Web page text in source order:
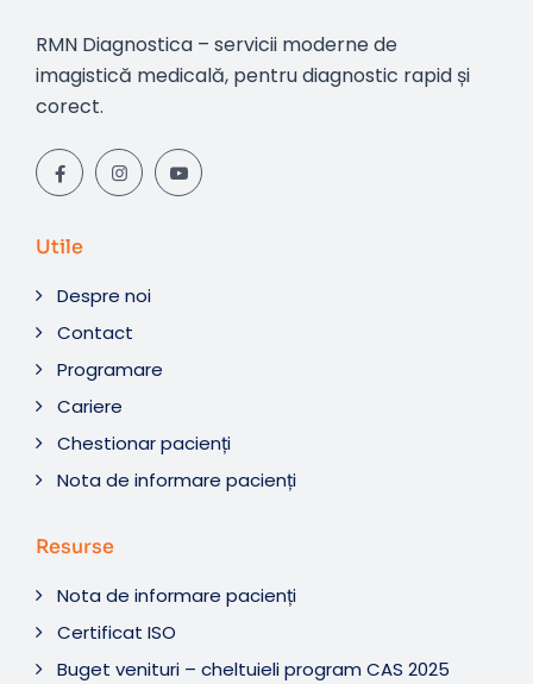
RMN Diagnostica – servicii moderne de
imagistică medicală, pentru diagnostic rapid și
corect.
Utile
Despre noi
Contact
Programare
Cariere
Chestionar pacienți
Nota de informare pacienți
Resurse
Nota de informare pacienți
Certificat ISO
Buget venituri – cheltuieli program CAS 2025